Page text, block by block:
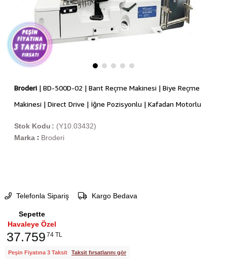
Broderi| BD-500D-02 | Bant Reçme Makinesi | Biye Reçme
Makinesi | Direct Drive | İğne Pozisyonlu | Kafadan Motorlu
(Y10.03432)
Stok Kodu
Marka : Broderi
Telefonla Sipariş Kargo Bedava
Sepette
Havaleye Özel
37.759 74 TL
Peşin Fiyatına 3 Taksit Taksit fırsatlarını gör